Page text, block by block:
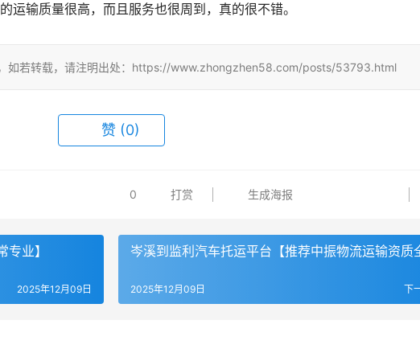
运输质量很高，而且服务也很周到，真的很不错。
如若转载，请注明出处：https://www.zhongzhen58.com/posts/53793.html
赞 (0)
0 打赏 生成海报
业】
2025年12月09日
岑溪到监利汽车托运平台【推荐中振物流运输资质
下
2025年12月09日